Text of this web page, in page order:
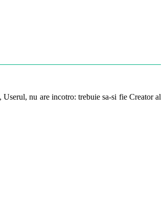
nu are incotro: trebuie sa-si fie Creator al